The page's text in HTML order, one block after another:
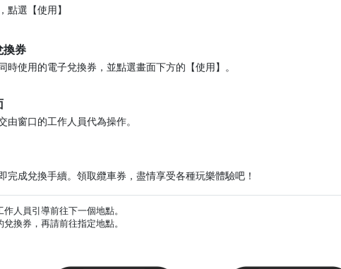
點選【使用】
換券
時使用的電子兌換券，並點選畫面下方的【使用】。
窗口的工作人員代為操作。
完成兌換手續。領取纜車券，盡情享受各種玩樂體驗吧！
人員引導前往下一個地點。
換券，再請前往指定地點。